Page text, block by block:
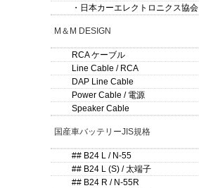
・日本カーエレクトロニクス協会
M＆M DESIGN
RCA ケーブル
Line Cable / RCA
DAP Line Cable
Power Cable / 電源
Speaker Cable
国産車バッテリーJIS規格
## B24 L / N-55
## B24 L (S) / 太端子
## B24 R / N-55R